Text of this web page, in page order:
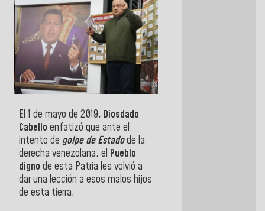
El 1 de mayo de 2019, Diosdado
Cabello enfatizó que ante el
intento de golpe de Estadode la
derecha venezolana, el Pueblo
digno de esta Patria les volvió a
dar una lección a esos malos hijos
de esta tierra.